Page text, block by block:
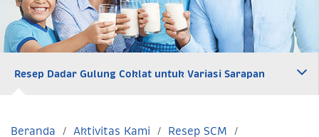
Resep Dadar Gulung Coklat untuk Variasi Sarapan
Beranda Aktivitas Kami
Resep SCM